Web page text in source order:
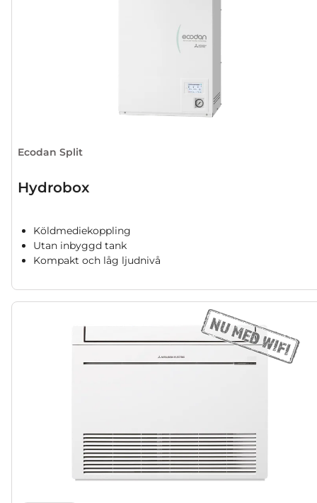
Ecodan Split
Hydrobox
Köldmediekoppling
Utan inbyggd tank
Kompakt och låg ljudnivå